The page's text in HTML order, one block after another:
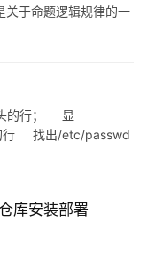
关于命题逻辑规律的一
Q) = (非 P) 且 (非
的行； 显
行 找出/etc/passwd
库安装部署